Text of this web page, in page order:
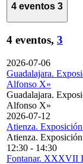
4 eventos 3
4 eventos, 3
2026-07-06
Guadalajara.
Alfonso X»
Guadalajara.
Alfonso X»
2026-07-12
Atienza.
Atienza.
12:30 - 14:30
Fontanar. XXXVII